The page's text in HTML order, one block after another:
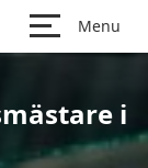
Menu
i